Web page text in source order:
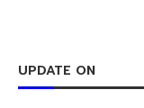
UPDATE ON